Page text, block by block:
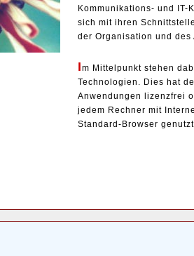
Kommunikations- und
sich mit ihren
der Organisation und
Im Mittelpunkt stehen
Technologien. Dies hat
Anwendungen lizenzfrei
jedem Rechner mit
Standard-Browser